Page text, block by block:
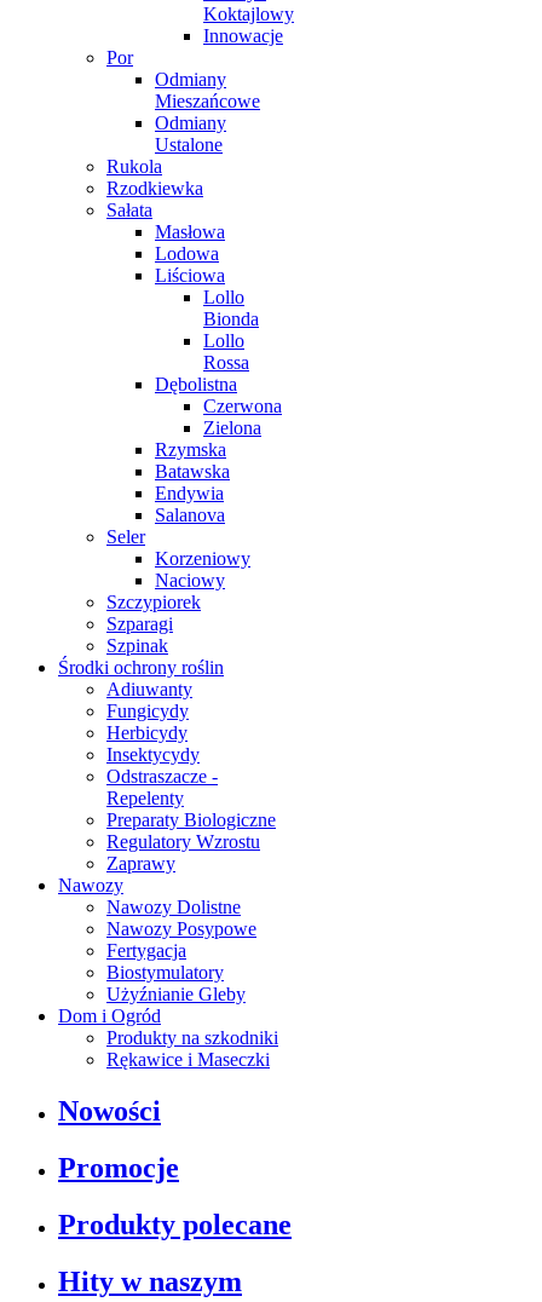
Koktajlowy
Innowacje
Por
Odmiany
Mieszańcowe
Odmiany
Ustalone
Rukola
Rzodkiewka
Sałata
Masłowa
Lodowa
Liściowa
Lollo
Bionda
Lollo
Rossa
Dębolistna
Czerwona
Zielona
Rzymska
Batawska
Endywia
Salanova
Seler
Korzeniowy
Naciowy
Szczypiorek
Szparagi
Szpinak
Środki ochrony roślin
Adiuwanty
Fungicydy
Herbicydy
Insektycydy
Odstraszacze -
Repelenty
Preparaty Biologiczne
Regulatory Wzrostu
Zaprawy
Nawozy
Nawozy Dolistne
Nawozy Posypowe
Fertygacja
Biostymulatory
Użyźnianie Gleby
Dom i Ogród
Produkty na szkodniki
Rękawice i Maseczki
Nowości
Promocje
Produkty polecane
Hity w naszym